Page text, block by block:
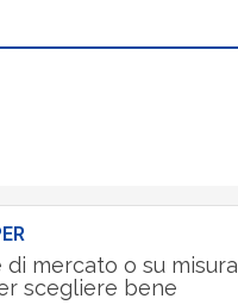
mercato o su
scegliere bene